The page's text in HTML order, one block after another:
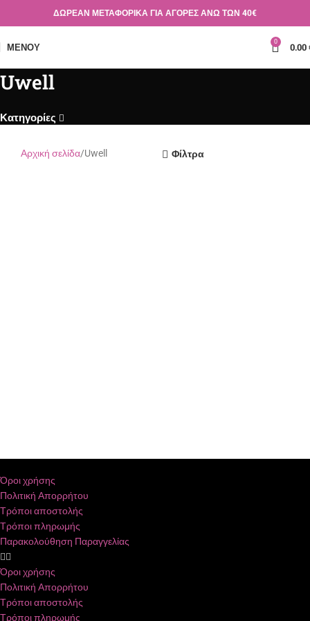
ΔΩΡΕΑΝ ΜΕΤΑΦΟΡΙΚΑ ΓΙΑ ΑΓΟΡΕΣ ΑΝΩ ΤΩΝ 40€
ΜΕΝΟΎ 0 0.00
Uwell
Κατηγορίες
Αρχική σελίδα Uwell Φίλτρα
Όροι χρήσης
Πολιτική Απορρήτου
Τρόποι αποστολής
Τρόποι πληρωμής
Παρακολούθηση Παραγγελίας
Όροι χρήσης
Πολιτική Απορρήτου
Τρόποι αποστολής
Τρόποι πληρωμής